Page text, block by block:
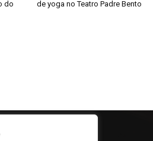
do
de yoga no Teatro Padre Bento